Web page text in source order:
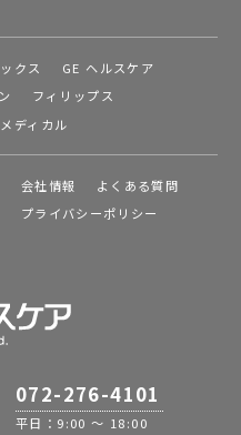
クス
GE ヘルスケア
フィリップス
ディカル
会社情報
よくある質問
プライバシーポリシー
072-276-4101
平日：9:00 ～ 18:00